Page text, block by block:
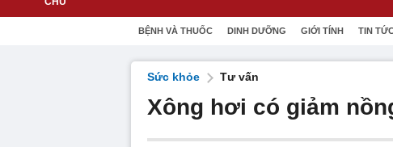
BỆNH VÀ THUỐC DINH DƯỠNG GIỚI TÍNH TIN
Sức khỏe Tư vấn
Xông hơi có giảm